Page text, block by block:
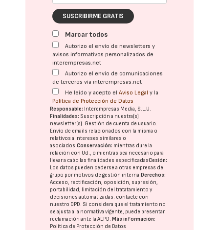
SUSCRIBIRME GRATIS
Marcar todos
Autorizo el envío de newsletters y
avisos informativos personalizados de
interempresas.net
Autorizo el envío de comunicaciones
de terceros vía interempresas.net
He leído y acepto elAviso Legal y la
Política de Protección de Datos
Responsable: Interempresas Media, S.L.U.
Finalidades: Suscripción a nuestra(s)
newsletter(s). Gestión de cuenta de usuario.
Envío de emails relacionados con la misma o
relativos a intereses similares o
asociados.Conservación: mientras dure la
relación con Ud., o mientras sea necesario para
llevar a cabo las finalidades especificadasCesión:
Los datos pueden cederse a otras empresas del
grupo por motivos de gestión interna.Derechos:
Acceso, rectificación, oposición, supresión,
portabilidad, limitación del tratatamiento y
decisiones automatizadas: contacte con
nuestro DPD. Si considera que el tratamiento no
se ajusta a la normativa vigente, puede presentar
reclamación ante laAEPD.Más información:
Política de Protección de Datos